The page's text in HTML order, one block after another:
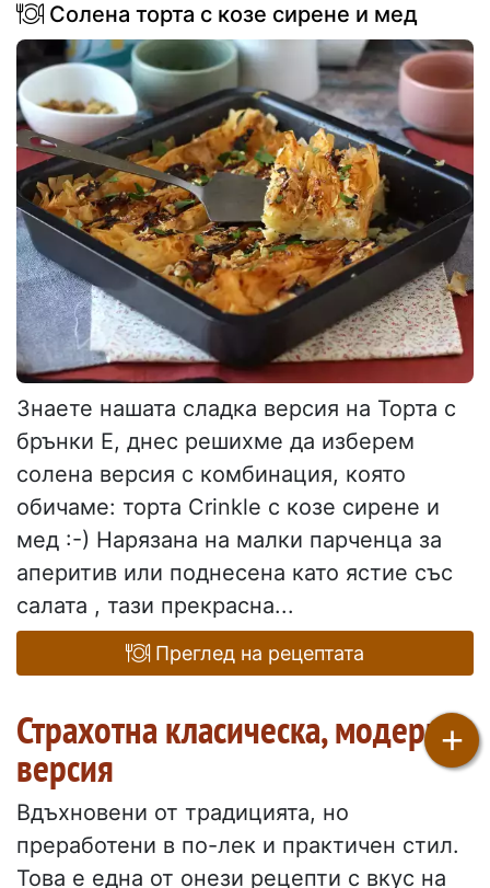
Солена торта с козе сирене и мед
Знаете нашата сладка версия на Торта с
брънки Е, днес решихме да изберем
солена версия с комбинация, която
обичаме: торта Crinkle с козе сирене и
мед :-) Нарязана на малки парченца за
аперитив или поднесена като ястие със
салата , тази прекрасна...
Преглед на рецептата
Страхотна класическа, модерна
версия
Вдъхновени от традицията, но
преработени в по-лек и практичен стил.
Това е една от онези рецепти с вкус на
+